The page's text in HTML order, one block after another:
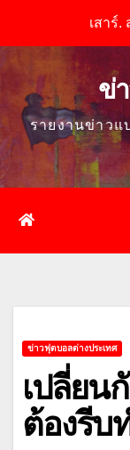
content
เสาร์.
ข่
รายงานข่าวแ
ข่าวฟุตบอลต่างประเทศ
เปลี่ยน
ต้องรีบ